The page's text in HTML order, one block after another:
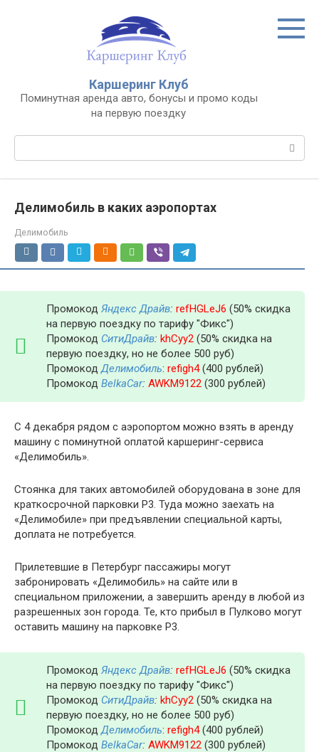
Каршеринг Клуб
Поминутная аренда авто, бонусы и промо коды
на первую поездку
Поиск:
Делимобиль в каких аэропортах
Делимобиль
Промокод Яндекс Драйв: refHGLeJ6 (50% скидка
на первую поездку по тарифу "Фикс")
Промокод СитиДрайв: khCyy2 (50% скидка на
первую поездку, но не более 500 руб)
ПромокодДелимобиль: refigh4(400 рублей)
Промокод BelkaCar: AWKM9122 (300 рублей)
С 4 декабря рядом с аэропортом можно взять в аренду
машину с поминутной оплатой каршеринг-сервиса
«Делимобиль».
Стоянка для таких автомобилей оборудована в зоне для
краткосрочной парковки Р3. Туда можно заехать на
«Делимобиле» при предъявлении специальной карты,
доплата не потребуется.
Прилетевшие в Петербург пассажиры могут
забронировать «Делимобиль» на сайте или в
специальном приложении, а завершить аренду в любой из
разрешенных зон города. Те, кто прибыл в Пулково могут
оставить машину на парковке Р3.
Промокод Яндекс Драйв: refHGLeJ6 (50% скидка
на первую поездку по тарифу "Фикс")
Промокод СитиДрайв: khCyy2 (50% скидка на
первую поездку, но не более 500 руб)
ПромокодДелимобиль: refigh4(400 рублей)
Промокод BelkaCar: AWKM9122 (300 рублей)